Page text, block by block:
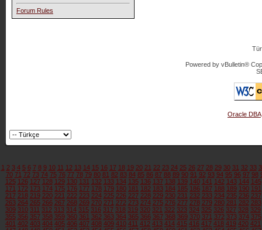
Forum Rules
Powered by vBulletin®
Oracle DBA
1 2 3 4 5 6 7 8 9 10 11 12 13 14 15 16 17 18 19 20 21 22 23 24 25 26 27 28 29 30 31 32 33
70 71 72 73 74 75 76 77 78 79 80 81 82 83 84 85 86 87 88 89 90 91 92 93 94 95 96 97 98
125 126 127 128 129 130 131 132 133 134 135 136 137 138 139 140 141 142 143 144 145
171 172 173 174 175 176 177 178 179 180 181 182 183 184 185 186 187 188 189 190 191
217 218 219 220 221 222 223 224 225 226 227 228 229 230 231 232 233 234 235 236 237
263 264 265 266 267 268 269 270 271 272 273 274 275 276 277 278 279 280 281 282 283
309 310 311 312 313 314 315 316 317 318 319 320 321 322 323 324 325 326 327 328 329
355 356 357 358 359 360 361 362 363 364 365 366 367 368 369 370 371 372 373 374 375
401 402 403 404 405 406 407 408 409 410 411 412 413 414 415 416 417 418 419 420 421